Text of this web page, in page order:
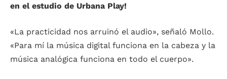
en el estudio de Urbana Play!
«La practicidad nos arruinó el audio», señaló Mollo.
«Para mí la música digital funciona en la cabeza y la
música analógica funciona en todo el cuerpo».